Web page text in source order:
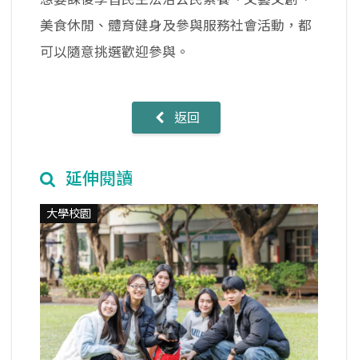
美食休閒、體育健身及參與服務社會活動，都
可以隨意挑選歡迎參與。
返回
延伸閱讀
大學校園